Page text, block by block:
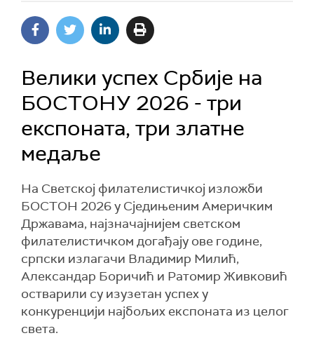
Велики успех Србије на
БОСТОНУ 2026 - три
експоната, три златне
медаље
На Светској филателистичкој изложби
БОСТОН 2026 у Сједињеним Америчким
Државама, најзначајнијем светском
филателистичком догађају ове године,
српски излагачи Владимир Милић,
Александар Боричић и Ратомир Живковић
остварили су изузетан успех у
конкуренцији најбољих експоната из целог
света.